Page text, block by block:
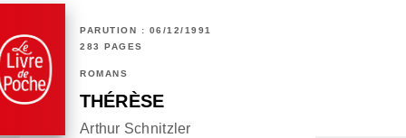
PARUTION : 06/12/1991
283 PAGES
ROMANS
THÉRÈSE
Arthur Schnitzler